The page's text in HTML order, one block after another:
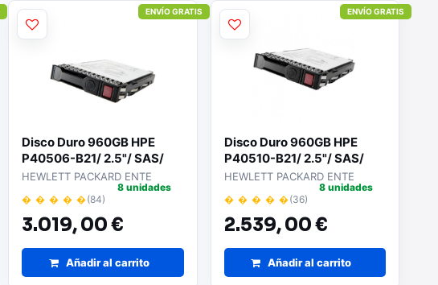
Disco Duro 960GB HPE
P40506-B21/ 2.5"/ SAS/
para Servidores
HEWLETT PACKARD ENTE
� � � � �(84)
3.019,00 €
8 unidades
Añadir al carrito
ENVÍO GRATIS
Disco Duro 960GB HPE
P40510-B21/ 2.5"/ SAS/
para Servidores
HEWLETT PACKARD ENTE
� � � � �(36)
2.539,00 €
8 unidades
Añadir al carrito
ENVÍO GRATIS